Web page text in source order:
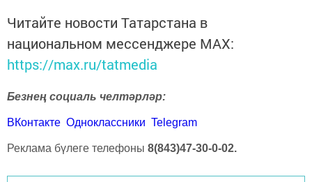
Читайте новости Татарстана в
национальном мессенджере MАХ:
https://max.ru/tatmedia
Безнең социаль челтәрләр:
ВКонтакте Одноклассники Telegram
Реклама бүлеге телефоны 8(843)47-30-0-02.